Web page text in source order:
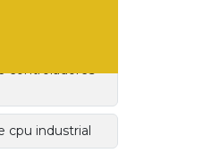
controladores
cpu industrial